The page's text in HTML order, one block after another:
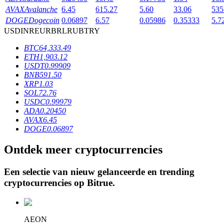
BTR-vergrendelingen
Exclusieve beleggingen voor BTR-houders
Leningen
Door crypto ondersteunde leenservice
AVAXAvalanche 6.45 615.27 5.60 33.06
DOGEDogecoin 0.06897 6.57 0.05986 0.35333
USDINREURBRLRUBTRY
BTC64,333.49
ETH1,903.12
USDT0.99909
BNB591.50
XRP1.03
SOL72.76
USDC0.99979
ADA0.20450
AVAX6.45
DOGE0.06897
Ontdek meer cryptocurrencies
Een selectie van nieuw gelanceerde en trending
cryptocurrencies op Bitrue.
AEON